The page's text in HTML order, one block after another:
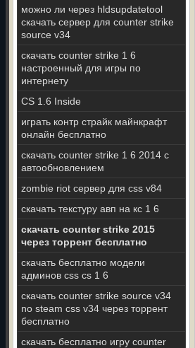
можно ли через hldsupdatetool
скачать сервер для counter strike
source v34
скачать counter strike 1 6
настроенный для игры по
интернету
CS 1.6 Inside
играть контр страйк майнкрафт
онлайн бесплатно
скачать counter strike 1 6 2014 с
автообновлением
zombie riot сервер для css v84
скачать текстуру авп на кс 1 6
скачать counter strike 2015
через торрент бесплатно
скачать бесплатно модели
админов css cs 1 6
скачать counter strike source v34
no steam css v34 через торрент
бесплатно
скачать бесплатно игру counter